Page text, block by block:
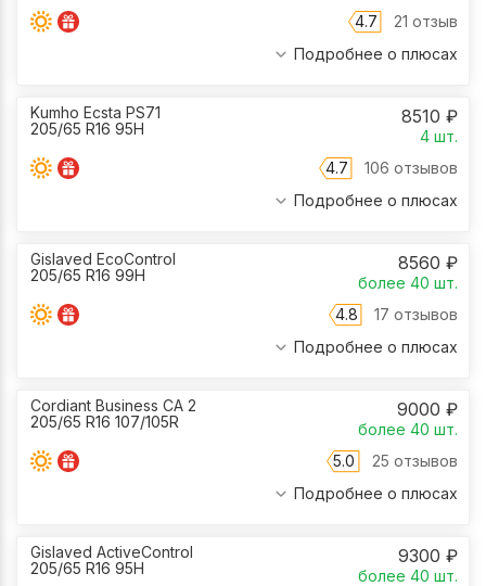
4.7
21 отзыв
Подробнее о плюсах
Kumho Ecsta PS71
205/65 R16 95H
8510 ₽
4 шт.
4.7
106 отзывов
Подробнее о плюсах
Gislaved EcoControl
205/65 R16 99H
8560 ₽
более 40 шт.
4.8
17 отзывов
Подробнее о плюсах
Cordiant Business CA 2
205/65 R16 107/105R
9000 ₽
более 40 шт.
5.0
25 отзывов
Подробнее о плюсах
Gislaved ActiveControl
205/65 R16 95H
9300 ₽
более 40 шт.